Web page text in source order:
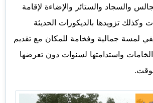
والسجاد والستائر والإضاءة لإقامة
وكذلك تزويدها بالديكورات الحديثة
لمسة جمالية وفخامة للمكان مع تقديم
واستدامتها لسنوات دون تعرضها